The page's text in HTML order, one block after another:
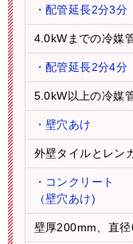
・配管延長2分3分
4.0kWまでの冷媒管
・配管延長2分4分
5.0kW以上の冷媒管
・壁穴あけ
外壁タイルとレン
・コンクリート
（壁穴あけ)
壁厚200mm、直径